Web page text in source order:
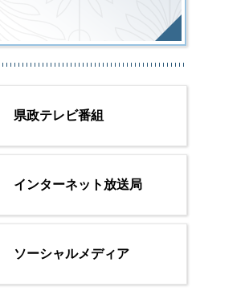
県政テレビ番組
インターネット放送局
ソーシャルメディア